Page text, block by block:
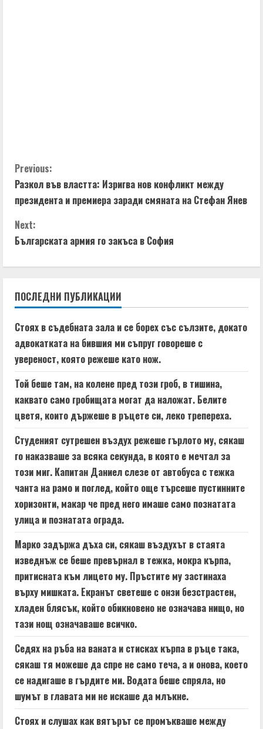
C
o
n
t
i
n
u
e
R
e
a
d
i
n
g
Previous:
Разкол във властта: Изригва нов конфликт между
президента и премиера заради смяната на Стефан Янев
Next:
Българската армия го закъса в София
ПОСЛЕДНИ ПУБЛИКАЦИИ
Стоях в съдебната зала и се борех със сълзите, докато
адвокатката на бившия ми съпруг говореше с
увереност, която режеше като нож.
Той беше там, на колене пред този гроб, в тишина,
каквато само гробищата могат да наложат. Белите
цветя, които държеше в ръцете си, леко трепереха.
Студеният сутрешен въздух режеше гърлото му, сякаш
го наказваше за всяка секунда, в която е мечтал за
този миг. Капитан Даниел слезе от автобуса с тежка
чанта на рамо и поглед, който още търсеше пустинните
хоризонти, макар че пред него имаше само познатата
улица и познатата ограда.
Марко задържа дъха си, сякаш въздухът в стаята
изведнъж се беше превърнал в тежка, мокра кърпа,
притисната към лицето му. Пръстите му застинаха
върху мишката. Екранът светеше с онзи безстрастен,
хладен блясък, който обикновено не означава нищо, но
тази нощ означаваше всичко.
Седях на ръба на ваната и стисках кърпа в ръце така,
сякаш тя можеше да спре не само теча, а и онова, което
се надигаше в гърдите ми. Водата беше спряла, но
шумът в главата ми не искаше да млъкне.
Стоях и слушах как вятърът се промъкваше между